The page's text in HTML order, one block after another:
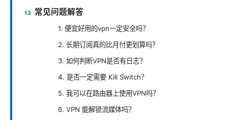
常见问题解答
1. 便宜好用的vpn一定安全吗？
2. 长期订阅真的比月付更划算吗？
3. 如何判断VPN是否有日志？
4. 是否一定需要 Kill Switch？
5. 我可以在路由器上使用VPN吗？
6. VPN 能解锁流媒体吗？